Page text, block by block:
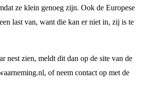
ze klein genoeg zijn. Ook de Europese
last van, want die kan er niet in, zij is te
nest zien, meldt dit dan op de site van de
of neem contact op met de